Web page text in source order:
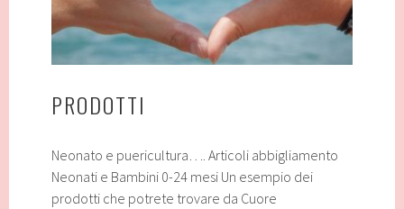
PRODOTTI
Neonato e puericultura…. Articoli abbigliamento
Neonati e Bambini 0-24 mesi Un esempio dei
prodotti che potrete trovare da Cuore